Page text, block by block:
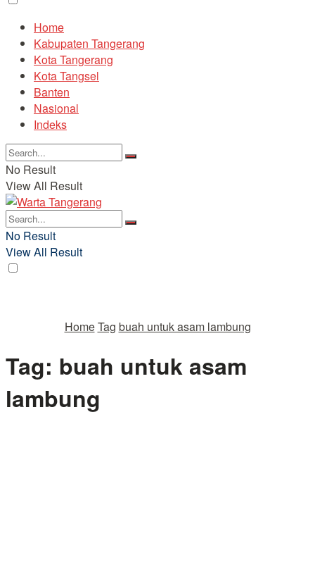
Home
Kabupaten Tangerang
Kota Tangerang
Kota Tangsel
Banten
Nasional
Indeks
No Result
View All Result
No Result
View All Result
HomeTag buah untuk asam lambung
Tag: buah untuk asam
lambung